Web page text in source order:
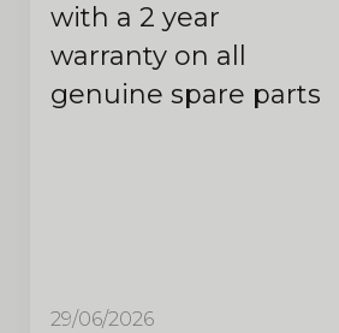
with a 2 year
warranty on all
genuine spare parts
29/06/2026